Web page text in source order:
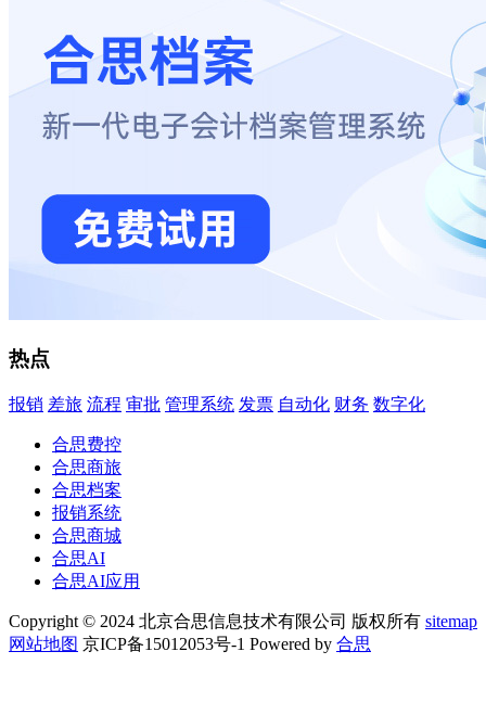
热点
报销 差旅 流程 审批 管理系统 发票 自动化 财务 数字化
合思费控
合思商旅
合思档案
报销系统
合思商城
合思AI
合思AI应用
Copyright © 2024 北京合思信息技术有限公司 版权所有 sitemap
网站地图 京ICP备15012053号-1 Powered by 合思